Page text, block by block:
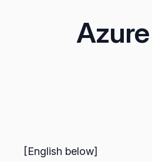
[English below]